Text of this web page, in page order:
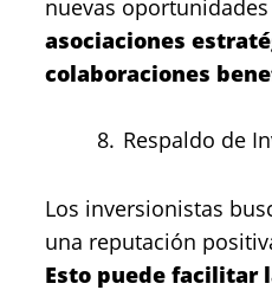
nuevas
asociaciones
colaboraciones
Respaldo de
Los inversionistas
una reputación
Esto puede facilitar